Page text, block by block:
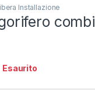
Installazione
Esaurito